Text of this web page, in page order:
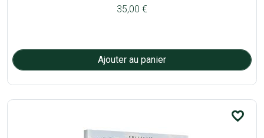
35,00 €
favorite_border